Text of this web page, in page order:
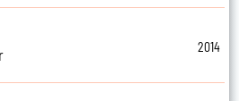
2014